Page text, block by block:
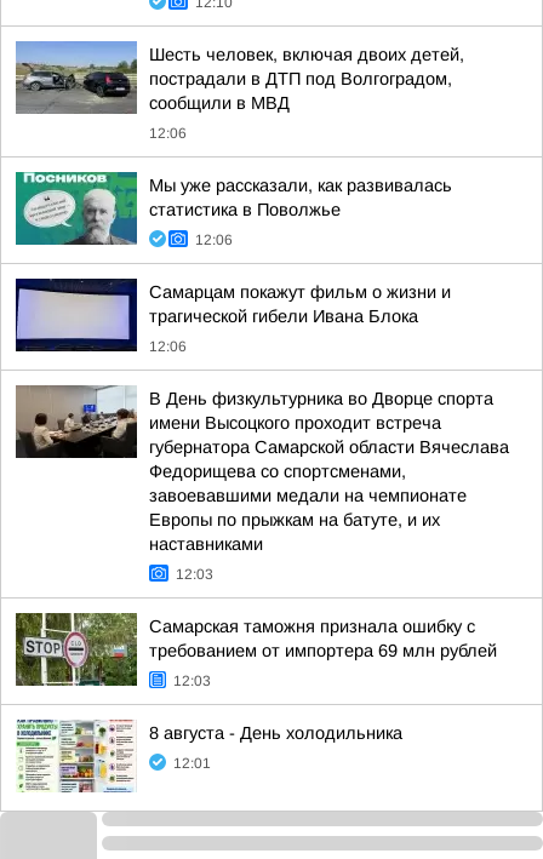
Шесть человек, включая двоих детей,
пострадали в ДТП под Волгоградом,
сообщили в МВД
12:06
Мы уже рассказали, как развивалась
статистика в Поволжье
12:06
Самарцам покажут фильм о жизни и
трагической гибели Ивана Блока
12:06
В День физкультурника во Дворце спорта
имени Высоцкого проходит встреча
губернатора Самарской области Вячеслава
Федорищева со спортсменами,
завоевавшими медали на чемпионате
Европы по прыжкам на батуте, и их
наставниками
12:03
Самарская таможня признала ошибку с
требованием от импортера 69 млн рублей
12:03
8 августа - День холодильника
12:01